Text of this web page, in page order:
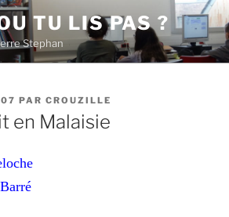
TU LIS PAS ?
Stephan
PAR CROUZILLE
en Malaisie